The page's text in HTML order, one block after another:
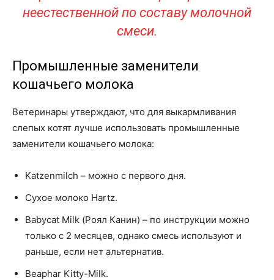
неестественной по составу молочной
смеси.
Промышленные заменители
кошачьего молока
Ветеринары утверждают, что для выкармливания
слепых котят лучше использовать промышленные
заменители кошачьего молока:
Katzenmilch – можно с первого дня.
Сухое молоко Hartz.
Babycat Milk (Роял Канин) – по инструкции можно
только с 2 месяцев, однако смесь используют и
раньше, если нет альтернатив.
Beaphar Kitty-Milk.